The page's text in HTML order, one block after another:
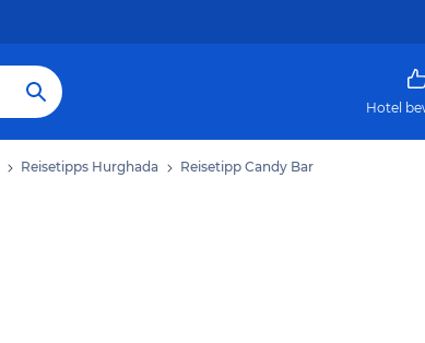
Hotel
Reisetipps Hurghada Reisetipp Candy Bar